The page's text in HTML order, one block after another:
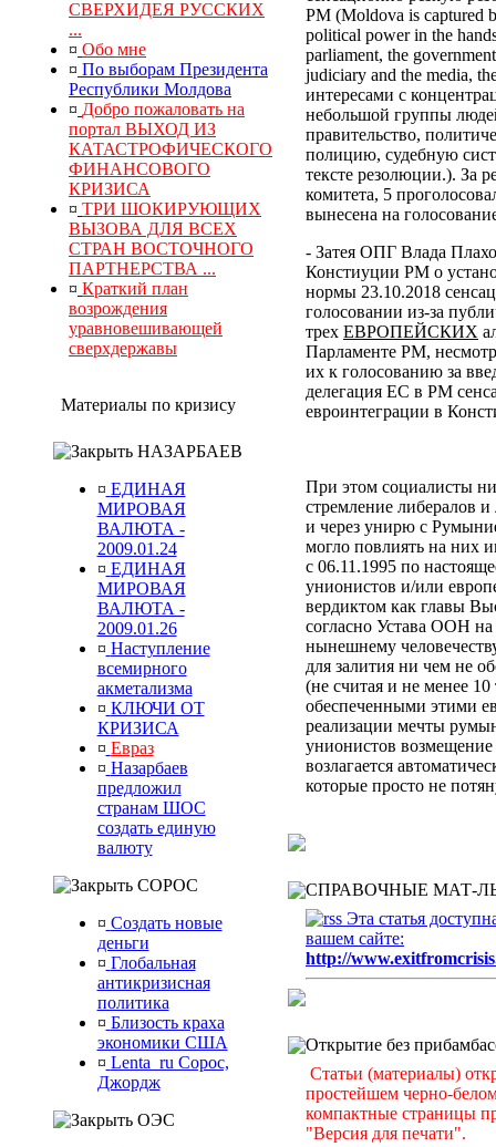
СВЕРХИДЕЯ РУССКИХ
...
¤ Обо мне
¤ По выборам Президента
Республики Молдова
¤ Добро пожаловать на
портал ВЫХОД ИЗ
КАТАСТРОФИЧЕСКОГО
ФИНАНСОВОГО
КРИЗИСА
¤ ТРИ ШОКИРУЮЩИХ
ВЫЗОВА ДЛЯ ВСЕХ
СТРАН ВОСТОЧНОГО
ПАРТНЕРСТВА ...
¤ Краткий план
возрождения
уравновешивающей
сверхдержавы
Материалы по кризису
НАЗАРБАЕВ
¤ ЕДИНАЯ
МИРОВАЯ
ВАЛЮТА -
2009.01.24
¤ ЕДИНАЯ
МИРОВАЯ
ВАЛЮТА -
2009.01.26
¤ Наступление
всемирного
акметализма
¤ КЛЮЧИ ОТ
КРИЗИСА
¤ Евраз
¤ Назарбаев
предложил
странам ШОС
создать единую
валюту
СОРОС
¤ Создать новые
деньги
¤ Глобальная
антикризисная
политика
¤ Близость краха
экономики США
¤ Lenta_ru Сорос,
Джордж
ОЭС
РМ (Moldova is captured
political power in the
parliament, the
judiciary and the media,
интересами с
небольшой группы
правительство,
полицию, судебную
тексте резолюции.). За
комитета, 5
вынесена на
- Затея ОПГ Влада
Констиуции РМ о
нормы 23.10.2018
голосовании из-за
трех ЕВРОПЕЙСКИХ
Парламенте РМ,
их к голосованию за
делегация ЕС в РМ
евроинтеграции в
При этом социалисты
стремление либералов
и через унирю с
могло повлиять на них
с 06.11.1995 по
унионистов и/или
вердиктом как главы
согласно Устава ООН
нынешнему
для залития ни чем не
(не считая и не менее
обеспеченными этими
реализации мечты
унионистов возмещение
возлагается
которые просто не
СПРАВОЧНЫЕ МАТ-
Эта статья
вашем сайте:
http://
Открытие без
Статьи (материалы)
простейшем черно-
компактные страницы
"Версия для печати".